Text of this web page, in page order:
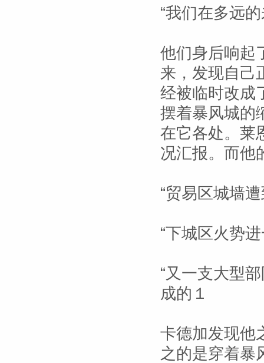
“我们在多远
他们身后响起
来，发现自己
经被临时改成
摆着暴风城的
在它各处。莱
况汇报。而他
“贸易区城墙
“下城区火势
“又一支大型
成的１
卡德加发现他
之的是穿着暴